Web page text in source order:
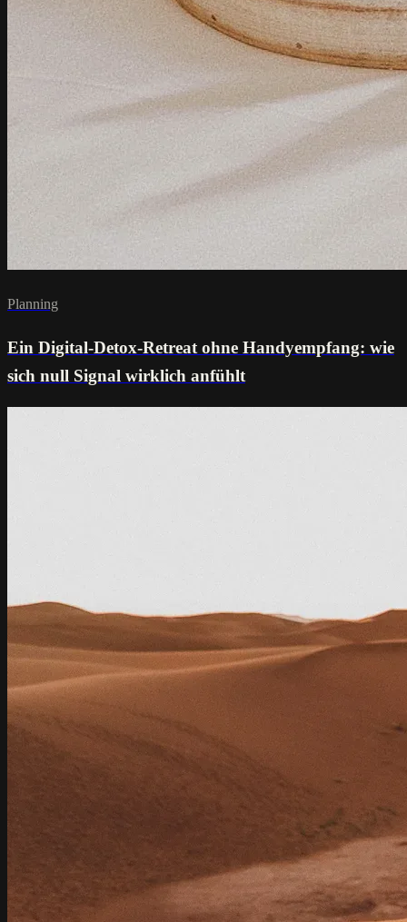
Planning
Ein Digital-Detox-Retreat ohne Handyempfang: wie
sich null Signal wirklich anfühlt